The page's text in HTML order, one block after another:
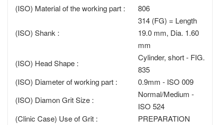
(ISO) Material of the working part : 806
(ISO) Shank :
314 (FG) = Length
19.0 mm, Dia. 1.60
mm
(ISO) Head Shape :
Cylinder, short - FIG.
835
(ISO) Diameter of working part :
0.9mm - ISO 009
(ISO) Diamon Grit Size :
Normal/Medium -
ISO 524
(Clinic Case) Use of Grit :
PREPARATION